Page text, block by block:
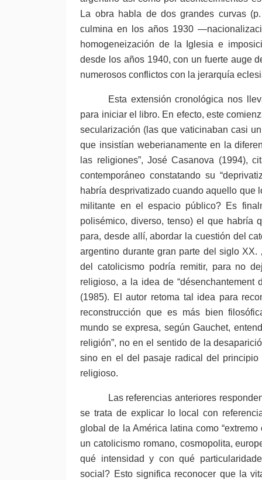
La obra habla de dos grandes curvas
culmina en los años 1930
homogeneización de la Iglesia e
desde los años 1940, con un fuerte auge
numerosos conflictos con la jerarquía
Esta extensión cronológica nos
para iniciar el libro. En efecto, este
secularización (las que vaticinaban casi
que insistían weberianamente en la
las religiones”, José Casanova (1994),
contemporáneo constatando su
habría desprivatizado cuando aquello que
militante en el espacio público? Es
polisémico, diverso, tenso) el que habría
para, desde allí, abordar la cuestión del
argentino durante gran parte del siglo
del catolicismo podría remitir, para no
religioso, a la idea de “désenchantement
(1985). El autor retoma tal idea para
reconstrucción que es más bien
mundo se expresa, según Gauchet,
religión”, no en el sentido de la
sino en el del pasaje radical del
religioso.
Las referencias anteriores
se trata de explicar lo local con
global de la América latina como
un catolicismo romano, cosmopolita,
qué intensidad y con qué
social? Esto significa reconocer que la